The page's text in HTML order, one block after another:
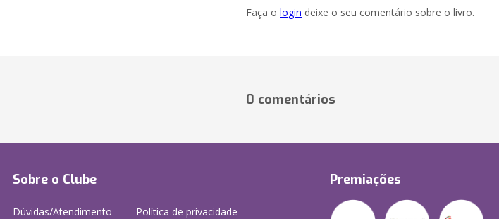
Faça o login deixe o seu comentário sobre o livro.
0 comentários
Sobre o Clube
Dúvidas/Atendimento
Política de privacidade
Premiações